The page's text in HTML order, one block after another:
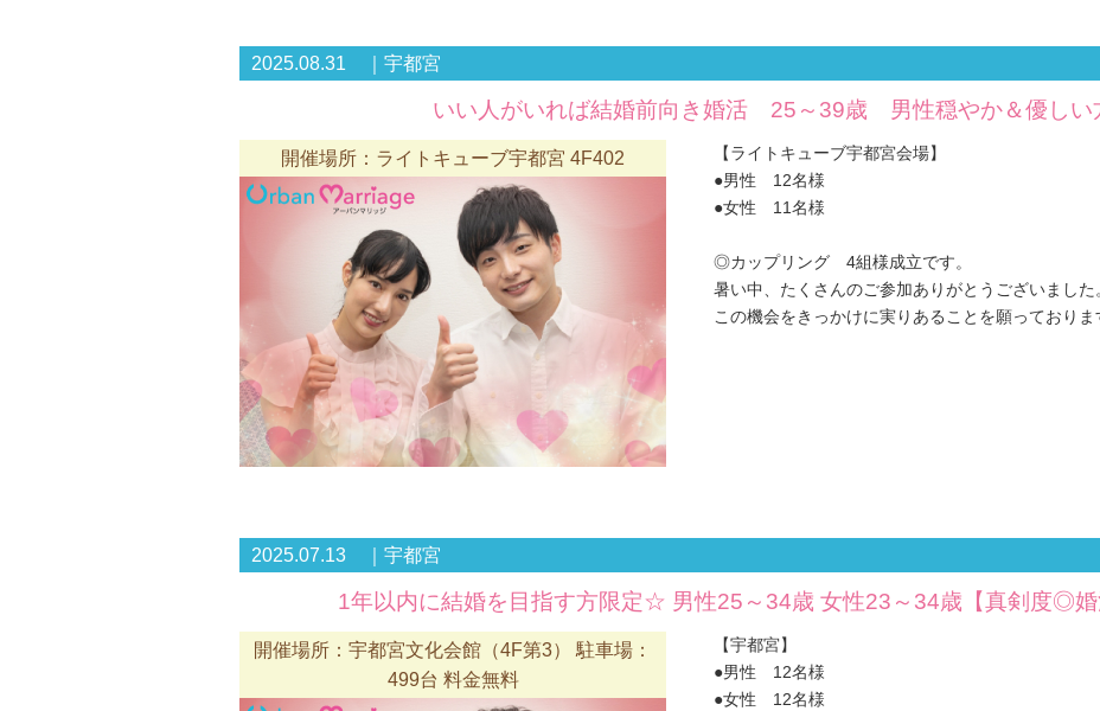
2025.08.31 ｜宇都宮
いい人がいれば結婚前向き婚活 25～39歳 男性穏やか＆優しい
開催場所：ライトキューブ宇都宮 4F402
【ライトキューブ宇都宮会場】
●男性 12名様
●女性 11名様
◎カップリング 4組様成立です。
暑い中、たくさんのご参加ありがとうございました
この機会をきっかけに実りあることを願っており
2025.07.13 ｜宇都宮
1年以内に結婚を目指す方限定☆ 男性25～34歳 女性23～34歳【真剣度◎
開催場所：宇都宮文化会館（4F第3） 駐車場：
499台 料金無料
【宇都宮】
●男性 12名様
●女性 12名様